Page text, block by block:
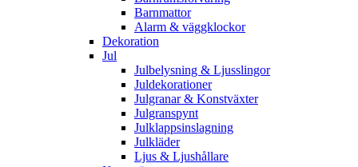
Barnmattor
Alarm & väggklockor
Dekoration
Jul
Julbelysning & Ljusslingor
Juldekorationer
Julgranar & Konstväxter
Julgranspynt
Julklappsinslagning
Julkläder
Ljus & Ljushållare